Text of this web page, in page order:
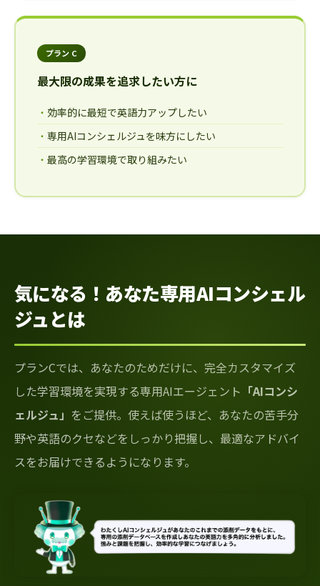
プラン C
最大限の成果を追求したい方に
効率的に最短で英語力アップしたい
専用AIコンシェルジュを味方にしたい
最高の学習環境で取り組みたい
気になる！あなた専用AIコンシェル
ジュとは
プランCでは、あなたのためだけに、完全カスタマイズ
した学習環境を実現する専用AIエージェント 「AIコンシ
ェルジュ」 をご提供。使えば使うほど、あなたの苦手分
野や英語のクセなどをしっかり把握し、最適なアドバイ
スをお届けできるようになります。